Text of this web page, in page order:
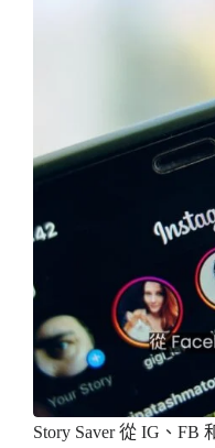
Story Saver 從 IG、FB